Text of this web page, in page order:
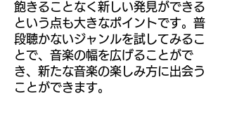
飽きることなく新しい発見ができる
という点も大きなポイントです。普
段聴かないジャンルを試してみるこ
とで、音楽の幅を広げることがで
き、新たな音楽の楽しみ方に出会う
ことができます。